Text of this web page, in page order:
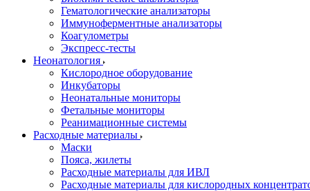
Гематологические анализаторы
Иммуноферментные анализаторы
Коагулометры
Экспресс-тесты
Неонатология
Кислородное оборудование
Инкубаторы
Неонатальные мониторы
Фетальные мониторы
Реанимационные системы
Расходные материалы
Маски
Пояса, жилеты
Расходные материалы для ИВЛ
Расходные материалы для кислородных